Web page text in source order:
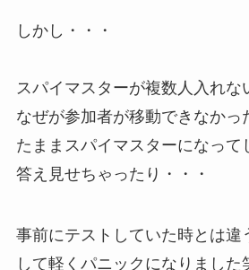
しかし・・・
スパイマスターが複数人入れな
なぜが参加者が移動できなかっ
たままスパイマスターになって
答え見せちゃったり・・・
事前にテストしていた時とは違
して軽くパニックになりました